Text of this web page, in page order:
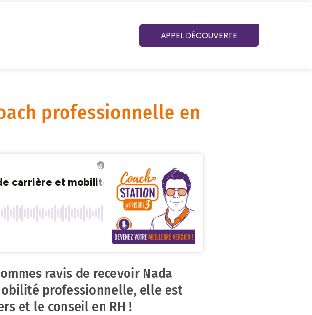
APPEL DÉCOUVERTE
professionnelle en
ravis de recevoir Nada
professionnelle, elle est
et le conseil en RH !